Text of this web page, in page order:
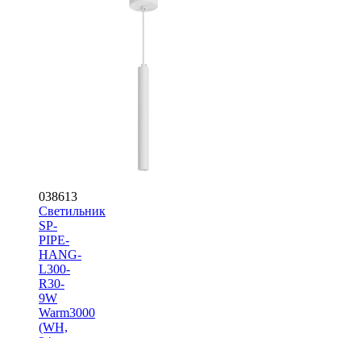
038613
Светильник
SP-
PIPE-
HANG-
L300-
R30-
9W
Warm3000
(WH,